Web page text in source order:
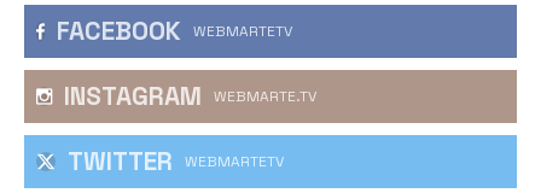
FACEBOOK WEBMARTETV
INSTAGRAM WEBMARTE.TV
TWITTER WEBMARTETV